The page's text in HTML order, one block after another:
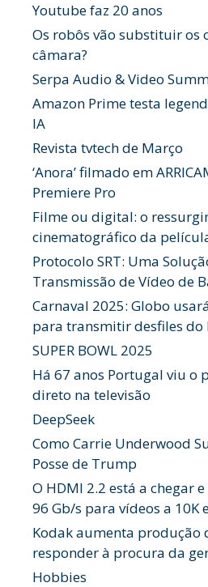
Youtube faz 20 anos
Os robôs vão substituir os
câmara?
Serpa Audio & Video
Amazon Prime testa
IA
Revista tvtech de Março
‘Anora’ filmado em
Premiere Pro
Filme ou digital: o
cinematográfico da
Protocolo SRT: Uma
Transmissão de Vídeo de
Carnaval 2025: Globo
para transmitir desfiles do
SUPER BOWL 2025
Há 67 anos Portugal viu o
direto na televisão
DeepSeek
Como Carrie Underwood
Posse de Trump
O HDMI 2.2 está a chegar
96 Gb/s para vídeos a 10K
Kodak aumenta produção
responder à procura da
Hobbies